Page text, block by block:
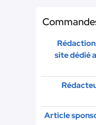
site dédié
Article